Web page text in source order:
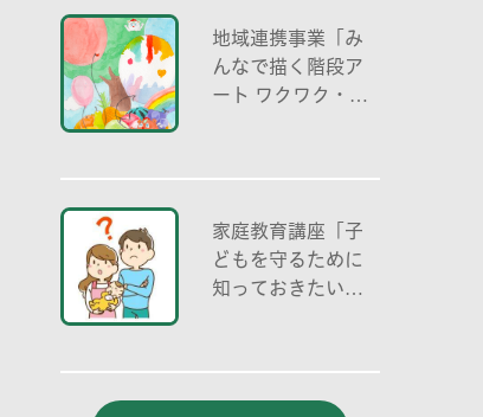
地域連携事業「み
んなで描く階段ア
ート ワクワク・自
家庭教育講座「子
どもを守るために
知っておきたいこ